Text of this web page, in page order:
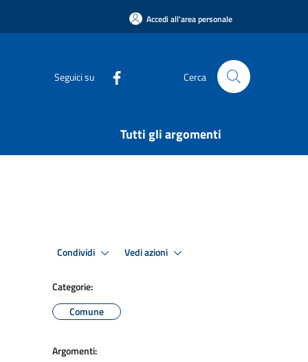
Accedi all'area personale
Seguici su Cerca
Tutti gli argomenti
Condividi Vedi azioni
Categorie:
Comune
Argomenti: